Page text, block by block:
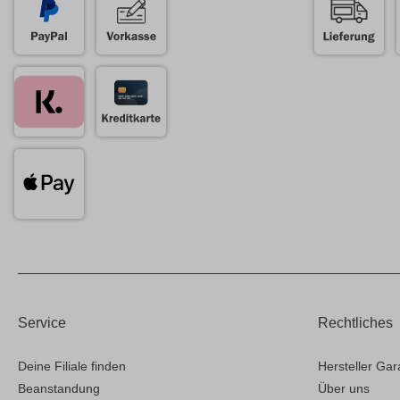
Service
Deine Filiale finden
Beanstandung
Rechtliches
Hersteller
Über uns